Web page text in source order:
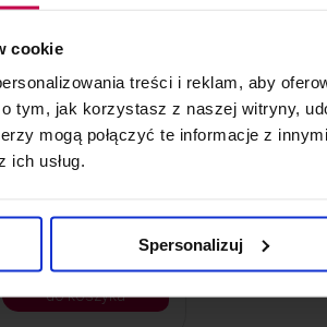
cookie
treści i reklam, aby
tym, jak korzystasz z naszej witryny,
mogą połączyć te informacje z
ich usług.
Spersonalizuj
m
do koszyka